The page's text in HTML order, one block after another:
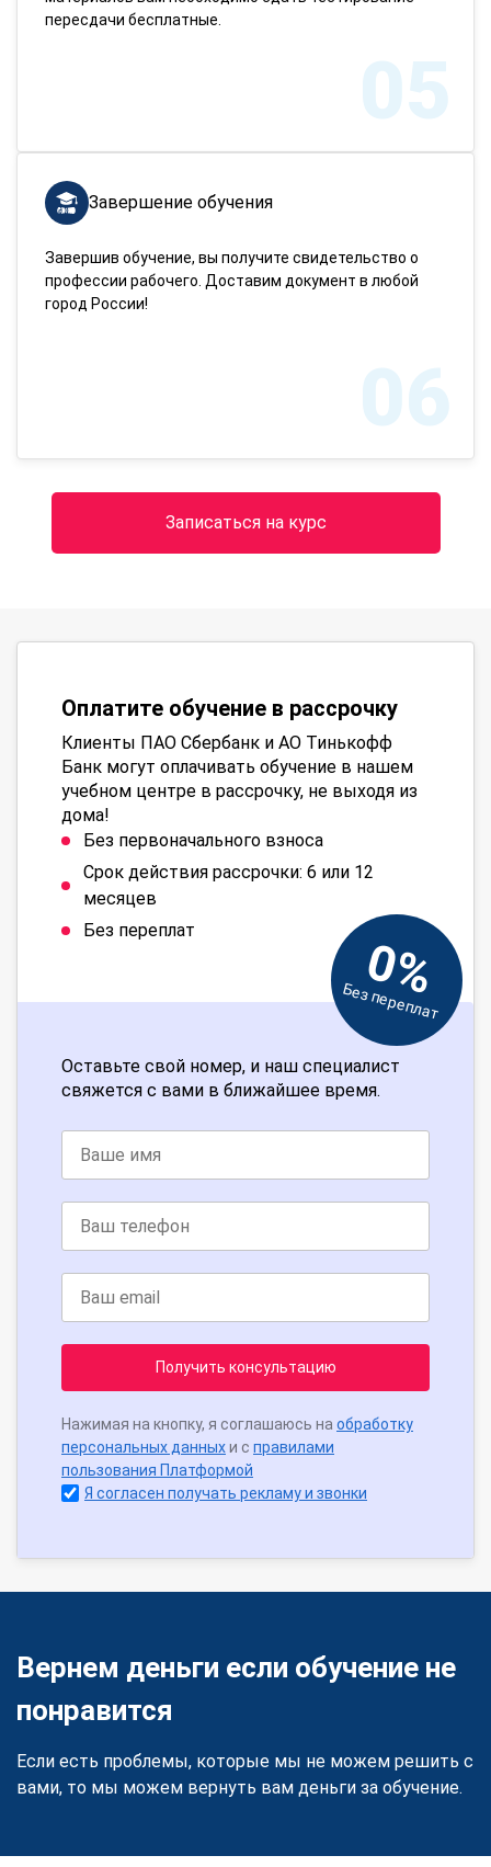
пересдачи бесплатные.
05
Завершение обучения
Завершив обучение, вы получите свидетельство о
профессии рабочего. Доставим документ в любой
город России!
06
Записаться на курс
Оплатите обучение в рассрочку
Клиенты ПАО Сбербанк и АО Тинькофф
Банк могут оплачивать обучение в нашем
учебном центре в рассрочку, не выходя из
дома!
Без первоначального взноса
Срок действия рассрочки: 6 или 12
месяцев
Без переплат
0%
Без переплат
Оставьте свой номер, и наш специалист
свяжется с вами в ближайшее время.
Получить консультацию
Нажимая на кнопку, я соглашаюсь на обработку
персональных данныхи с правилами
пользования Платформой
Я согласен получать рекламу и звонки
Вернем деньги если обучение не
понравится
Если есть проблемы, которые мы не можем решить с
вами, то мы можем вернуть вам деньги за обучение.